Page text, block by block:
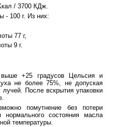
/ 3700 КДж.
- 100 г. Из них:
77 г,
9 г.
+25 градусов Цельсия и
не более 75%, не допуская
После вскрытия упаковки
помутнение без потери
нормального состояния масла
температуры.